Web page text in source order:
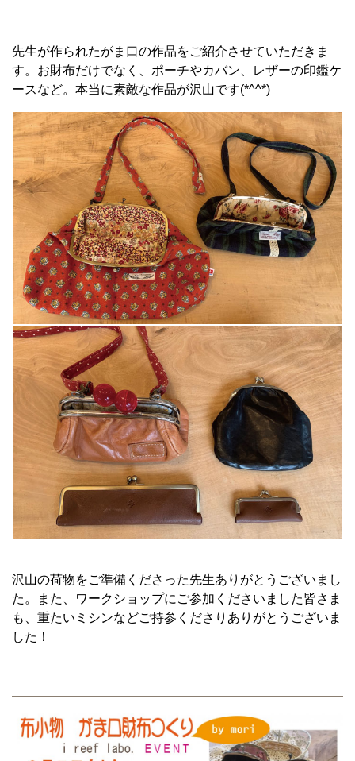
先生が作られたがま口の作品をご紹介させていただきま
す。お財布だけでなく、ポーチやカバン、レザーの印鑑ケ
ースなど。本当に素敵な作品が沢山です(*^^*)
沢山の荷物をご準備くださった先生ありがとうございまし
た。また、ワークショップにご参加くださいました皆さま
も、重たいミシンなどご持参くださりありがとうございま
した！